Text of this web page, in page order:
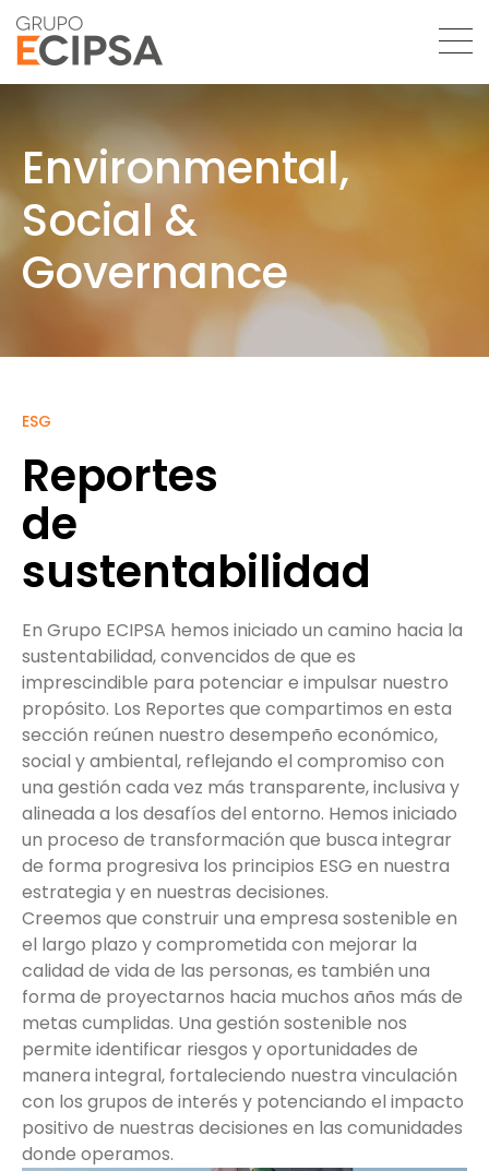
Environmental,
Social &
Governance
ESG
Reportes
de
sustentabilidad
En Grupo ECIPSA hemos iniciado un camino hacia la
sustentabilidad, convencidos de que es
imprescindible para potenciar e impulsar nuestro
propósito. Los Reportes que compartimos en esta
sección reúnen nuestro desempeño económico,
social y ambiental, reflejando el compromiso con
una gestión cada vez más transparente, inclusiva y
alineada a los desafíos del entorno. Hemos iniciado
un proceso de transformación que busca integrar
de forma progresiva los principios ESG en nuestra
estrategia y en nuestras decisiones.
Creemos que construir una empresa sostenible en
el largo plazo y comprometida con mejorar la
calidad de vida de las personas, es también una
forma de proyectarnos hacia muchos años más de
metas cumplidas. Una gestión sostenible nos
permite identificar riesgos y oportunidades de
manera integral, fortaleciendo nuestra vinculación
con los grupos de interés y potenciando el impacto
positivo de nuestras decisiones en las comunidades
donde operamos.